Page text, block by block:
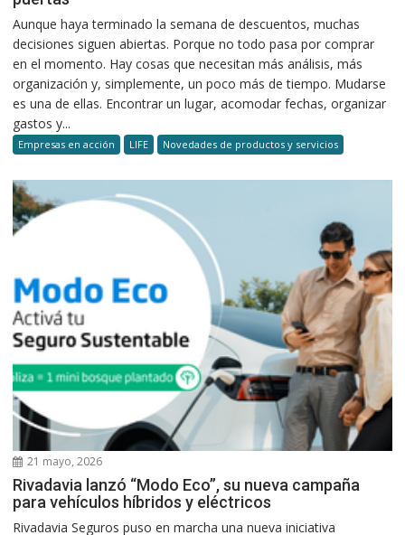
Aunque haya terminado la semana de descuentos, muchas
decisiones siguen abiertas. Porque no todo pasa por comprar
en el momento. Hay cosas que necesitan más análisis, más
organización y, simplemente, un poco más de tiempo. Mudarse
es una de ellas. Encontrar un lugar, acomodar fechas, organizar
gastos y...
Empresas en acción LIFE Novedades de productos y servicios
21 mayo, 2026
Rivadavia lanzó “Modo Eco”, su nueva campaña
para vehículos híbridos y eléctricos
Rivadavia Seguros puso en marcha una nueva iniciativa